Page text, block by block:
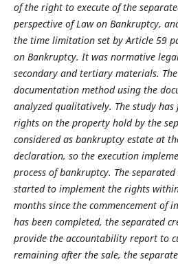
of the right to execute of the
perspective of Law on Bankruptcy,
the time limitation set by Article 59
on Bankruptcy. It was normative
secondary and tertiary materials.
documentation method using the
analyzed qualitatively. The study
rights on the property hold by the
considered as bankruptcy estate at
declaration, so the execution
process of bankruptcy. The
started to implement the rights
months since the commencement of
has been completed, the separated
provide the accountability report to
remaining after the sale, the